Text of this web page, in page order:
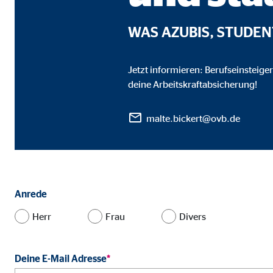
WAS AZUBIS,
Jetzt informieren:
deine Arbeitskraftabsicherung!
malte.bickert@ovb.de
Anrede
Herr Frau Divers
Deine E-Mail Adresse*
Cookie Laufzeit: bis
Marketing Cookies
Besucher über die Websites hinweg verfolgen.
Name:
Zweck: